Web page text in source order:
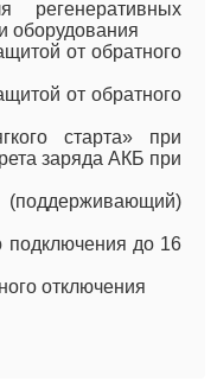
регенеративных
оборудования
от обратного
от обратного
старта» при
заряда АКБ при
подключения до 16
отключения